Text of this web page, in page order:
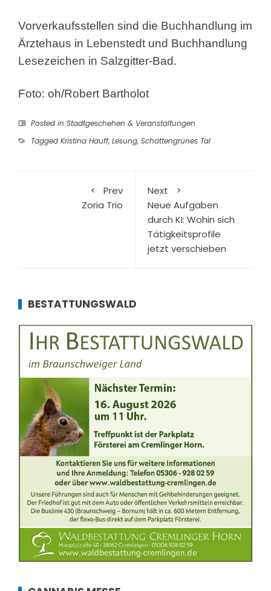
Vorverkaufsstellen sind die Buchhandlung im
Ärztehaus in Lebenstedt und Buchhandlung
Lesezeichen in Salzgitter-Bad.
Foto: oh/Robert Bartholot
Posted in Stadtgeschehen & Veranstaltungen
Tagged Kristina Hauff, Lesung, Schattengrünes Tal
Prev
Zoria Trio
Next
Neue Aufgaben
durch KI: Wohin sich
Tätigkeitsprofile
jetzt verschieben
BESTATTUNGSWALD